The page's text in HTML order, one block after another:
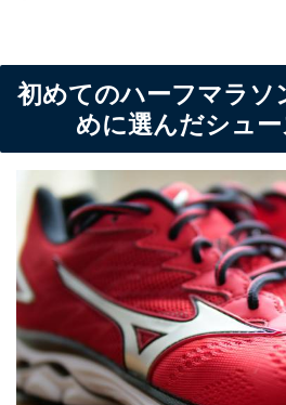
初めてのハーフマラソ
めに選んだシュー